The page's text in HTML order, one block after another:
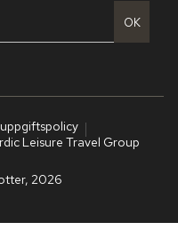
OK
Leisure Travel Group
2026